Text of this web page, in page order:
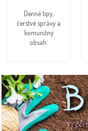
Denné tipy,
čerstvé správy a
komunitný
obsah.